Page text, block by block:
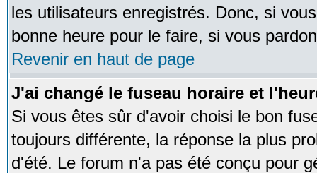
les utilisateurs enregistrés. Donc, si
bonne heure pour le faire, si vous
Revenir en haut de page
J'ai changé le fuseau horaire et
Si vous êtes sûr d'avoir choisi le bon
toujours différente, la réponse la plus
d'été. Le forum n'a pas été conçu pour